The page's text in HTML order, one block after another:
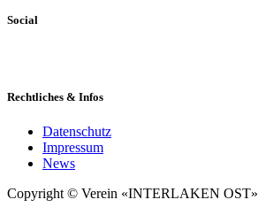
Social
Rechtliches & Infos
Datenschutz
Impressum
News
Copyright © Verein «INTERLAKEN OST»